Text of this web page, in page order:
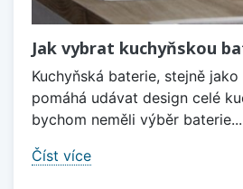
Jak vybrat kuchyňskou
Kuchyňská baterie, stejně
pomáhá udávat design celé
bychom neměli výběr baterie...
Číst více